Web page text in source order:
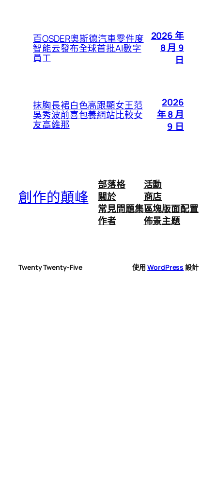
百OSDER奧斯德汽車零件度
智能云發布全球首批AI數字
員工
2026 年
8 月 9
日
抹胸長裙白色高跟顯女王范
吳秀波前喜包養網站比較女
友高維那
2026
年 8 月
9 日
創作的顛峰
部落格
關於
常見問題集
作者
活動
商店
區塊版面配置
佈景主題
Twenty Twenty-Five 使用WordPress 設計